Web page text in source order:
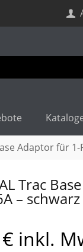
Adaptor für
Trac
–
€ inkl.